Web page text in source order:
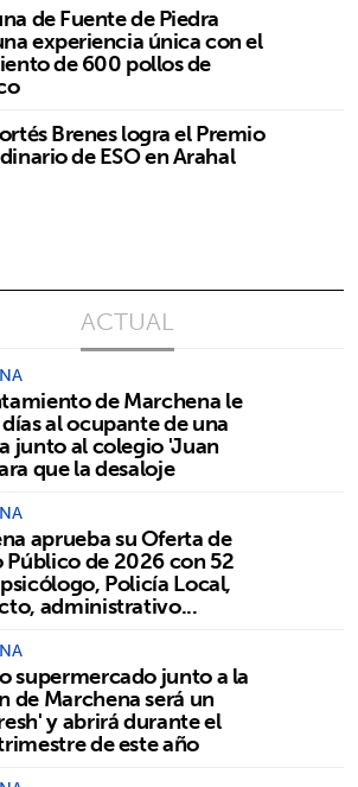
de Fuente de Piedra
experiencia única con el
de 600 pollos de
Brenes logra el Premio
de ESO en Arahal
ACTUAL
de Marchena le
al ocupante de una
junto al colegio 'Juan
que la desaloje
aprueba su Oferta de
Público de 2026 con 52
Policía Local,
administrativo...
supermercado junto a la
de Marchena será un
y abrirá durante el
de este año